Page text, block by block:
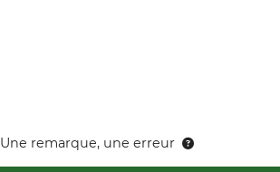
Une remarque, une erreur